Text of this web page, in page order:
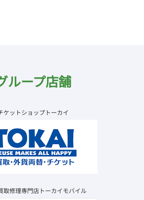
ループ店舗
ケットショップトーカイ
取修理専門店トーカイモバイル